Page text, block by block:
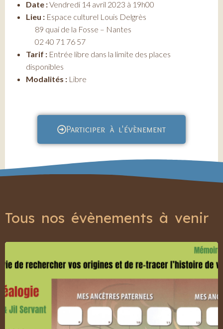
Date :Vendredi 14 avril 2023 à 19h00
Lieu : Espace culturel Louis Delgrès
89 quai de la Fosse – Nantes
02 40 71 76 57
Tarif : Entrée libre dans la limite des places
disponibles
Modalités : Libre
Participer à l'évènement
Tous nos évènements à venir